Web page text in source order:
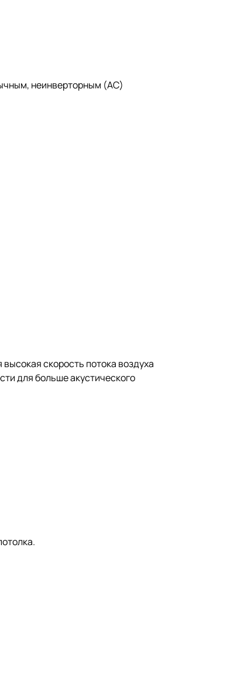
неинверторным (AC)
скорость потока воздуха
для больше акустического